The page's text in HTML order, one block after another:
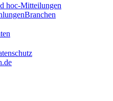
hoc-Mitteilungen
Branchen